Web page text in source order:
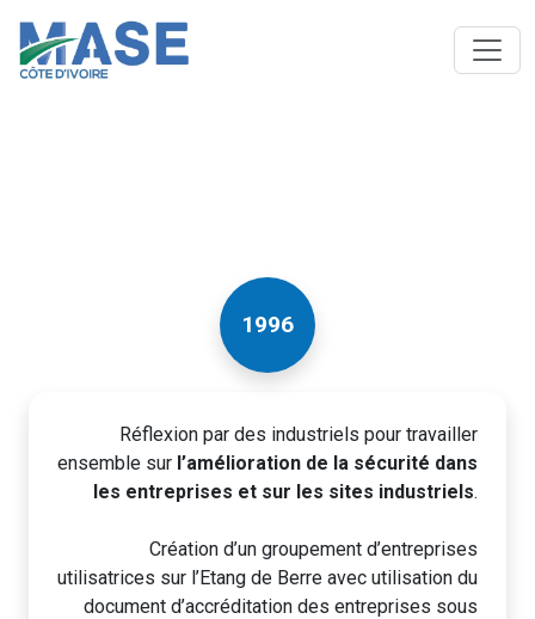
Réflexion par des industriels pour travailler
ensemble sur l’amélioration de la sécurité dans
les entreprises et sur les sites industriels.
Création d’un groupement d’entreprises
utilisatrices sur l’Etang de Berre avec utilisation du
document d’accréditation des entreprises sous
1996